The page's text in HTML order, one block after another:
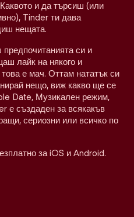
и да търсиш (или
Tinder ти дава
нещата.
си и
лайк на някого и
е мач. Оттам нататък си
нещо, виж какво ще се
Date, Музикален режим,
е създаден за всякакъв
сериозни или всичко по
за iOS и Android.